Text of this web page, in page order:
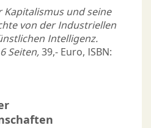
Kapitalismus und seine
von der Industriellen
Intelligenz.
Seiten,39,- Euro, ISBN: